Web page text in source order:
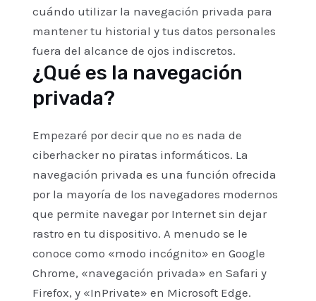
cuándo utilizar la navegación privada para
mantener tu historial y tus datos personales
fuera del alcance de ojos indiscretos.
¿Qué es la navegación
privada?
Empezaré por decir que no es nada de
ciberhacker no piratas informáticos. La
navegación privada es una función ofrecida
por la mayoría de los navegadores modernos
que permite navegar por Internet sin dejar
rastro en tu dispositivo. A menudo se le
conoce como «modo incógnito» en Google
Chrome, «navegación privada» en Safari y
Firefox, y «InPrivate» en Microsoft Edge.